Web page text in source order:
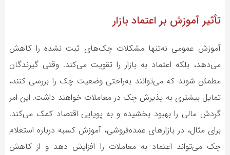
تأثیر آموزش بر اعتماد بازار
آموزش عمومی نه‌تنها مشکلات چک‌های ثبت نشده را کاهش
می‌دهد، بلکه اعتماد به بازار را تقویت می‌کند. وقتی گیرندگان
مطمئن شوند که می‌توانند به‌راحتی وضعیت چک را بررسی کنند،
تمایل بیشتری به پذیرش چک در معاملات خواهند داشت. این امر
گردش مالی را بهبود بخشیده و به پویایی اقتصاد کمک می‌کند.
برای مثال، در بازارهای عمده‌فروشی، آموزش کسبه درباره استعلام
چک می‌تواند اعتماد به معاملات را افزایش دهد و از کاهش